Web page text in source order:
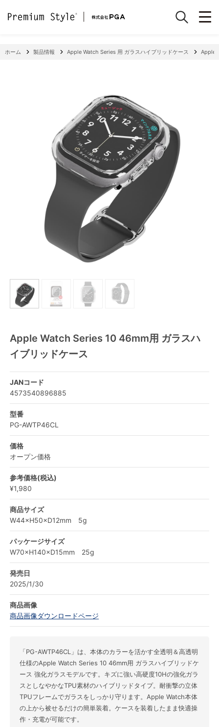
ホーム 製品情報 Apple Watch Series 用 ガラスハイブリッドケース Apple
Apple Watch Series 10 46mm用 ガラスハ
イブリッドケース
JANコード
4573540896885
型番
PG-AWTP46CL
価格
オープン価格
参考価格(税込)
¥1,980
商品サイズ
W44×H50×D12mm 5g
パッケージサイズ
W70×H140×D15mm 25g
発売日
2025/1/30
商品画像
商品画像ダウンロードページ
「PG-AWTP46CL」は、本体のカラーを活かす全透明＆高透明
仕様のApple Watch Series 10 46mm用 ガラスハイブリッドケ
ース 強化ガラスモデルです。キズに強い高硬度10Hの強化ガラ
スとしなやかなTPU素材のハイブリッドタイプ。耐衝撃の立体
TPUフレームでガラスをしっかり守ります。Apple Watch本体
の上から被せるだけの簡単装着。ケースを装着したまま快適操
作・充電が可能です。